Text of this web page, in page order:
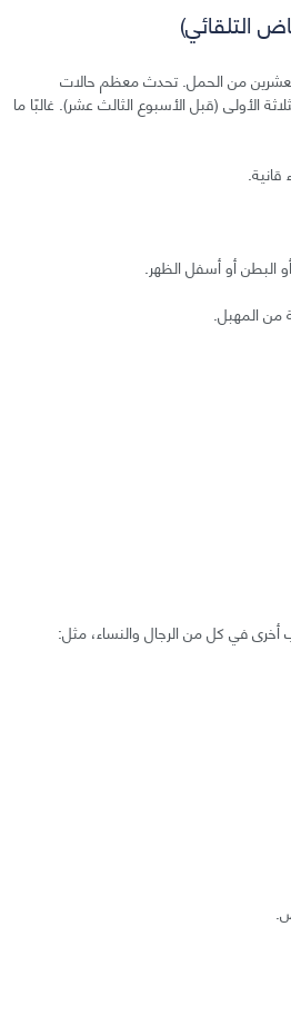
من الحمل. تحدث معظم حالات
الأولى (قبل الأسبوع الثالث عشر). غالبًا ما
البطن أو أسفل الظهر.
من المهبل.
في كل من الرجال والنساء، مثل: